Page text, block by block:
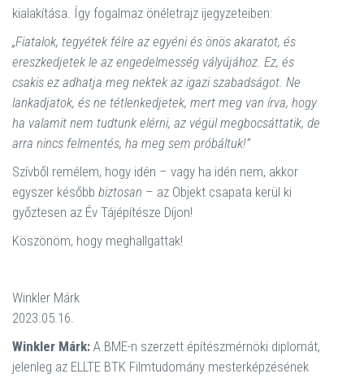
kialakítása. Így fogalmaz önéletrajz ijegyzeteiben:
„Fiatalok, tegyétek félre az egyéni és önös akaratot, és
ereszkedjetek le az engedelmesség vályújához. Ez, és
csakis ez adhatja meg nektek az igazi szabadságot. Ne
lankadjatok, és ne tétlenkedjetek, mert meg van írva, hogy
ha valamit nem tudtunk elérni, az végül megbocsáttatik, de
arra nincs felmentés, ha meg sem próbáltuk!”
Szívből remélem, hogy idén – vagy ha idén nem, akkor
egyszer később biztosan – az Objekt csapata kerül ki
győztesen az Év Tájépítésze Díjon!
Köszönöm, hogy meghallgattak!
Winkler Márk
2023.05.16.
Winkler Márk: A BME-n szerzett építészmérnöki diplomát,
jelenleg az ELLTE BTK Filmtudomány mesterképzésének